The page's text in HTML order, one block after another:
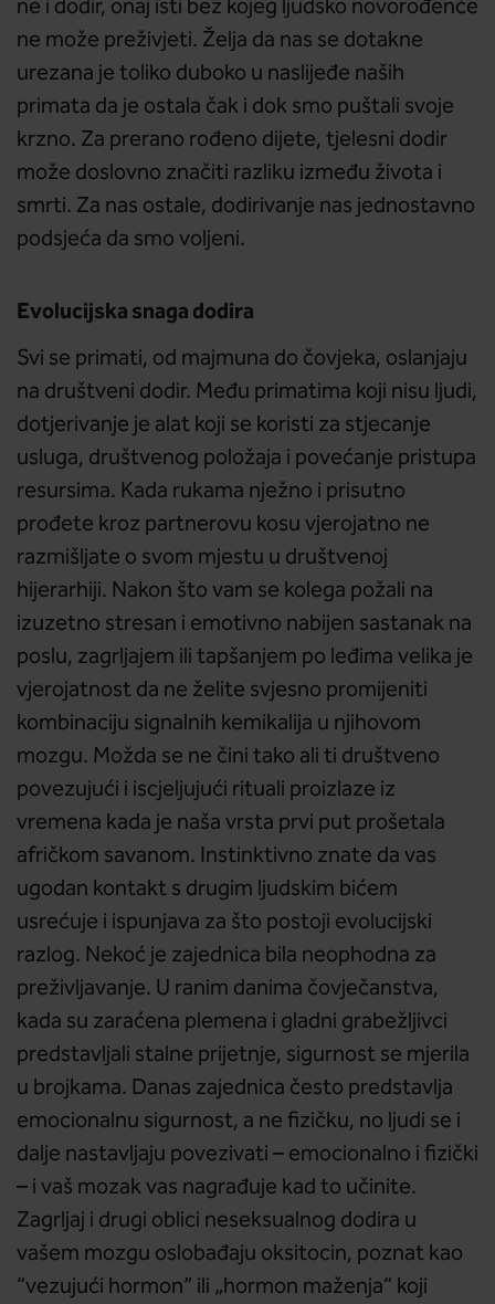
ne i dodir, onaj isti bez kojeg ljudsko novorođenče
ne može preživjeti. Želja da nas se dotakne
urezana je toliko duboko u naslijeđe naših
primata da je ostala čak i dok smo puštali svoje
krzno. Za prerano rođeno dijete, tjelesni dodir
može doslovno značiti razliku između života i
smrti. Za nas ostale, dodirivanje nas jednostavno
podsjeća da smo voljeni.
Evolucijska snaga dodira
Svi se primati, od majmuna do čovjeka, oslanjaju
na društveni dodir. Među primatima koji nisu ljudi,
dotjerivanje je alat koji se koristi za stjecanje
usluga, društvenog položaja i povećanje pristupa
resursima. Kada rukama nježno i prisutno
prođete kroz partnerovu kosu vjerojatno ne
razmišljate o svom mjestu u društvenoj
hijerarhiji. Nakon što vam se kolega požali na
izuzetno stresan i emotivno nabijen sastanak na
poslu, zagrljajem ili tapšanjem po leđima velika je
vjerojatnost da ne želite svjesno promijeniti
kombinaciju signalnih kemikalija u njihovom
mozgu. Možda se ne čini tako ali ti društveno
povezujući i iscjeljujući rituali proizlaze iz
vremena kada je naša vrsta prvi put prošetala
afričkom savanom. Instinktivno znate da vas
ugodan kontakt s drugim ljudskim bićem
usrećuje i ispunjava za što postoji evolucijski
razlog. Nekoć je zajednica bila neophodna za
preživljavanje. U ranim danima čovječanstva,
kada su zaraćena plemena i gladni grabežljivci
predstavljali stalne prijetnje, sigurnost se mjerila
u brojkama. Danas zajednica često predstavlja
emocionalnu sigurnost, a ne fizičku, no ljudi se i
dalje nastavljaju povezivati – emocionalno i fizički
– i vaš mozak vas nagrađuje kad to učinite.
Zagrljaj i drugi oblici neseksualnog dodira u
vašem mozgu oslobađaju oksitocin, poznat kao
“vezujući hormon” ili „hormon maženja“ koji